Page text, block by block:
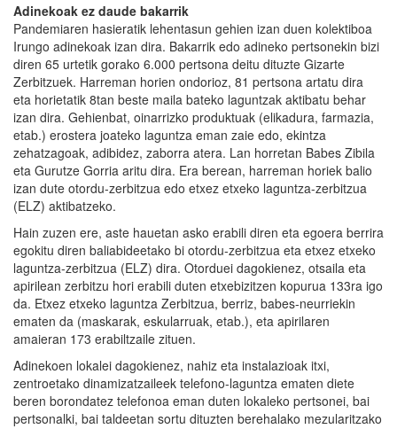
Adinekoak ez daude bakarrik
Pandemiaren hasieratik lehentasun gehien izan duen kolektiboa
Irungo adinekoak izan dira. Bakarrik edo adineko pertsonekin bizi
diren 65 urtetik gorako 6.000 pertsona deitu dituzte Gizarte
Zerbitzuek. Harreman horien ondorioz, 81 pertsona artatu dira
eta horietatik 8tan beste maila bateko laguntzak aktibatu behar
izan dira. Gehienbat, oinarrizko produktuak (elikadura, farmazia,
etab.) erostera joateko laguntza eman zaie edo, ekintza
zehatzagoak, adibidez, zaborra atera. Lan horretan Babes Zibila
eta Gurutze Gorria aritu dira. Era berean, harreman horiek balio
izan dute otordu-zerbitzua edo etxez etxeko laguntza-zerbitzua
(ELZ) aktibatzeko.
Hain zuzen ere, aste hauetan asko erabili diren eta egoera berrira
egokitu diren baliabideetako bi otordu-zerbitzua eta etxez etxeko
laguntza-zerbitzua (ELZ) dira. Otorduei dagokienez, otsaila eta
apirilean zerbitzu hori erabili duten etxebizitzen kopurua 133ra igo
da. Etxez etxeko laguntza Zerbitzua, berriz, babes-neurriekin
ematen da (maskarak, eskularruak, etab.), eta apirilaren
amaieran 173 erabiltzaile zituen.
Adinekoen lokalei dagokienez, nahiz eta instalazioak itxi,
zentroetako dinamizatzaileek telefono-laguntza ematen diete
beren borondatez telefonoa eman duten lokaleko pertsonei, bai
pertsonalki, bai taldeetan sortu dituzten berehalako mezularitzako